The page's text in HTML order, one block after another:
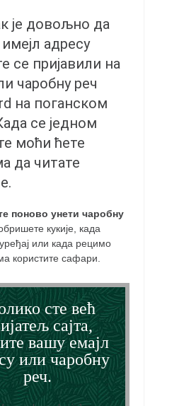
је довољно да
адресу
се пријавили на
чаробну реч
на поганском
се једном
моћи ћете
да читате
поново унети чаробну
кукије, када
или када рецимо
користите сафари.
сте већ
сајта,
вашу емајл
или чаробну
реч.